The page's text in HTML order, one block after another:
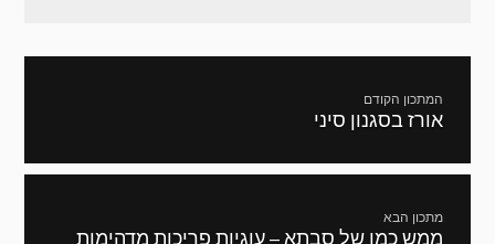
המתכון הקודם
מתכון
אורז בסגנון סיני
מתכון הבא
המתכון
ממש כמו של סבתא – עוגיות פריכות מדהימות